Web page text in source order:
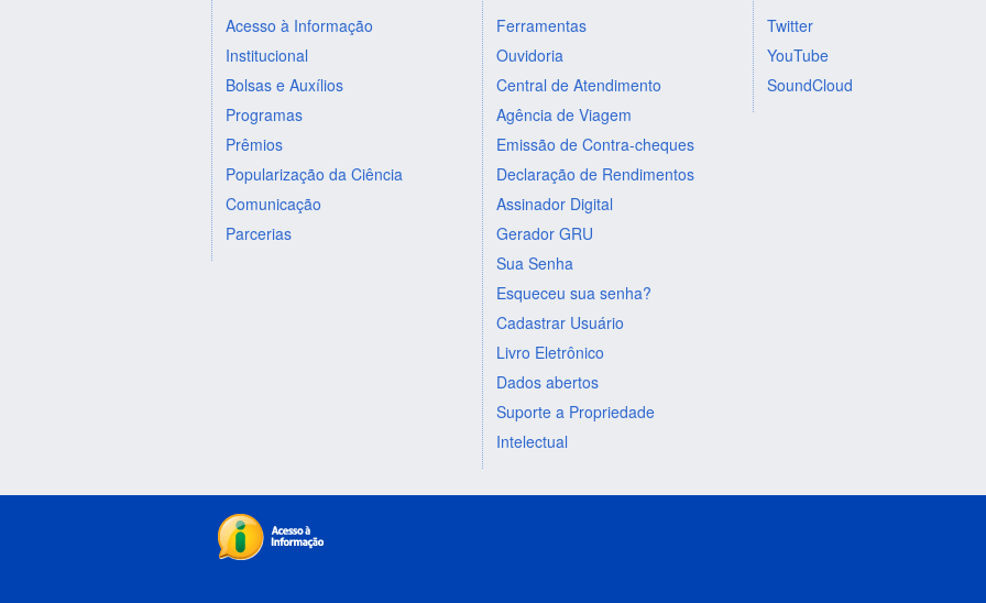
Acesso à Informação
Institucional
Bolsas e Auxílios
Programas
Prêmios
Popularização da Ciência
Comunicação
Parcerias
Ferramentas
Ouvidoria
Central de Atendimento
Agência de Viagem
Emissão de Contra-cheques
Declaração de Rendimentos
Assinador Digital
Gerador GRU
Sua Senha
Esqueceu sua senha?
Cadastrar Usuário
Livro Eletrônico
Dados abertos
Suporte a Propriedade
Intelectual
Twitter
YouTube
SoundCloud